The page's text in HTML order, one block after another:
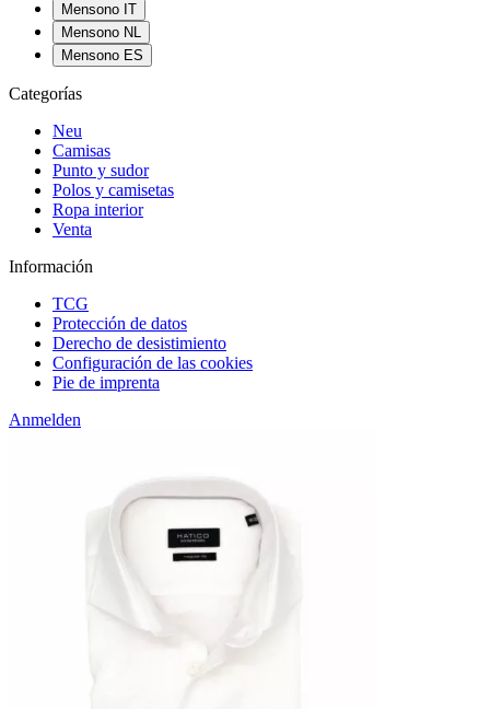
Mensono IT
Mensono NL
Mensono ES
Categorías
Neu
Camisas
Punto y sudor
Polos y camisetas
Ropa interior
Venta
Información
TCG
Protección de datos
Derecho de desistimiento
Configuración de las cookies
Pie de imprenta
Anmelden